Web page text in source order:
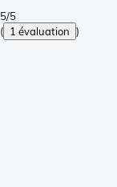
5/5
( 1 évaluation )